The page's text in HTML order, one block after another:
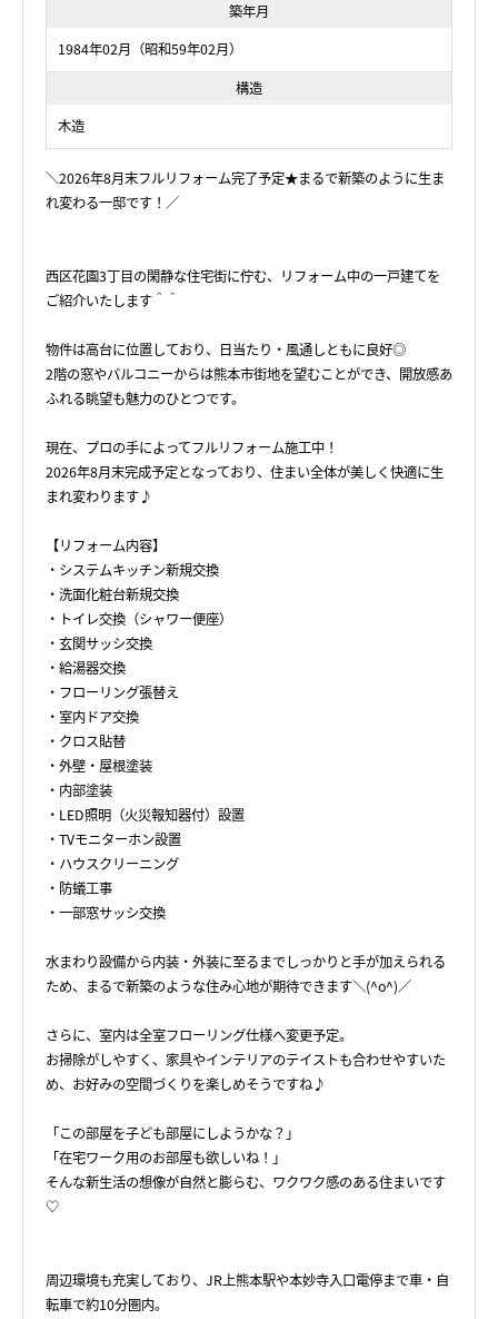
築年月
1984年02月（昭和59年02月）
構造
木造
＼2026年8月末フルリフォーム完了予定★まるで新築のように生ま
れ変わる一邸です！／
西区花園3丁目の閑静な住宅街に佇む、リフォーム中の一戸建てを
ご紹介いたします＾＾
物件は高台に位置しており、日当たり・風通しともに良好◎
2階の窓やバルコニーからは熊本市街地を望むことができ、開放感あ
ふれる眺望も魅力のひとつです。
現在、プロの手によってフルリフォーム施工中！
2026年8月末完成予定となっており、住まい全体が美しく快適に生
まれ変わります♪
【リフォーム内容】
・システムキッチン新規交換
・洗面化粧台新規交換
・トイレ交換（シャワー便座）
・玄関サッシ交換
・給湯器交換
・フローリング張替え
・室内ドア交換
・クロス貼替
・外壁・屋根塗装
・内部塗装
・LED照明（火災報知器付）設置
・TVモニターホン設置
・ハウスクリーニング
・防蟻工事
・一部窓サッシ交換
水まわり設備から内装・外装に至るまでしっかりと手が加えられる
ため、まるで新築のような住み心地が期待できます＼(^o^)／
さらに、室内は全室フローリング仕様へ変更予定。
お掃除がしやすく、家具やインテリアのテイストも合わせやすいた
め、お好みの空間づくりを楽しめそうですね♪
「この部屋を子ども部屋にしようかな？」
「在宅ワーク用のお部屋も欲しいね！」
そんな新生活の想像が自然と膨らむ、ワクワク感のある住まいです
♡
周辺環境も充実しており、JR上熊本駅や本妙寺入口電停まで車・自
転車で約10分圏内。